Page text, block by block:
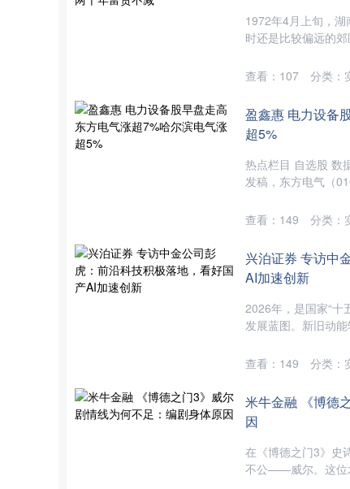
1972年4月上旬，
时还是比较偏远的
查看： 107 分类：
盈鑫惠 电力设备
超5%
热点栏目 自选股 数
发稿，东方电气（
查看： 149 分类：
兴泊证券 专访中
AI加速创新
2026年，是国家“十
发展蓝图。新旧动
查看： 149 分类：
米牛金融 《博德
因
在《博德之门3》史
不公——威尔。这位